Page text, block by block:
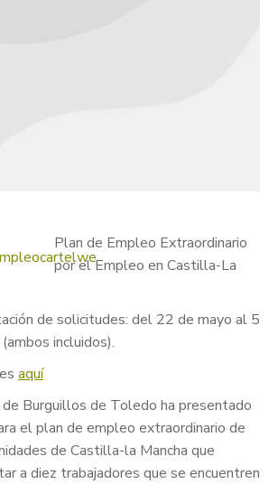
Plan de Empleo Extraordinario
por el Empleo en Castilla-La
de solicitudes: del 22 de mayo al 5
incluidos).
aquí
Burguillos de Toledo ha presentado
el plan de empleo extraordinario de
de Castilla-la Mancha que
a diez trabajadores que se encuentren